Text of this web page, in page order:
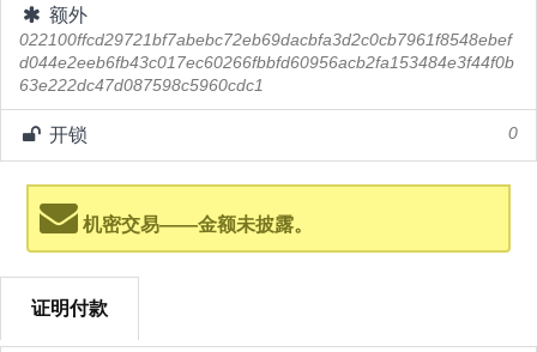
额外
022100ffcd29721bf7abebc72eb69dacbfa3d2c0cb7961f8548ebef
d044e2eeb6fb43c017ec60266fbbfd60956acb2fa153484e3f44f0b
63e222dc47d087598c5960cdc1
开锁 0
机密交易——金额未披露。
证明付款